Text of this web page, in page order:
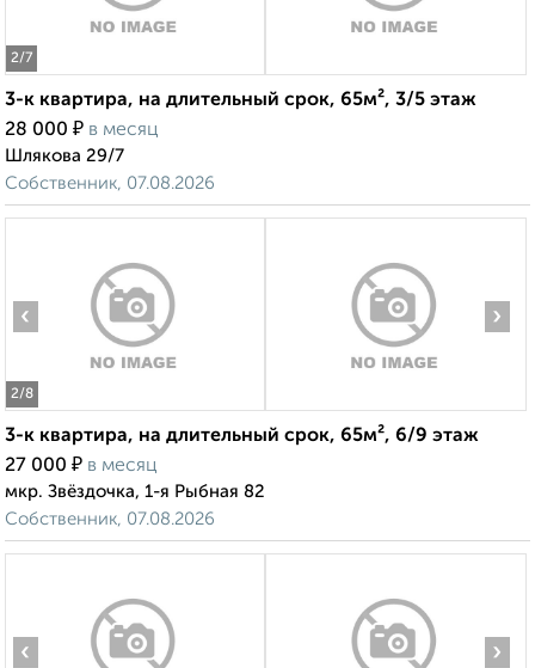
2/7
3-к квартира, на длительный срок, 65м², 3/5 этаж
28 000 ₽ в месяц
Шлякова 29/7
Собственник, 07.08.2026
2/8
‹ ›
3-к квартира, на длительный срок, 65м², 6/9 этаж
27 000 ₽ в месяц
мкр. Звёздочка, 1-я Рыбная 82
Собственник, 07.08.2026
‹ ›